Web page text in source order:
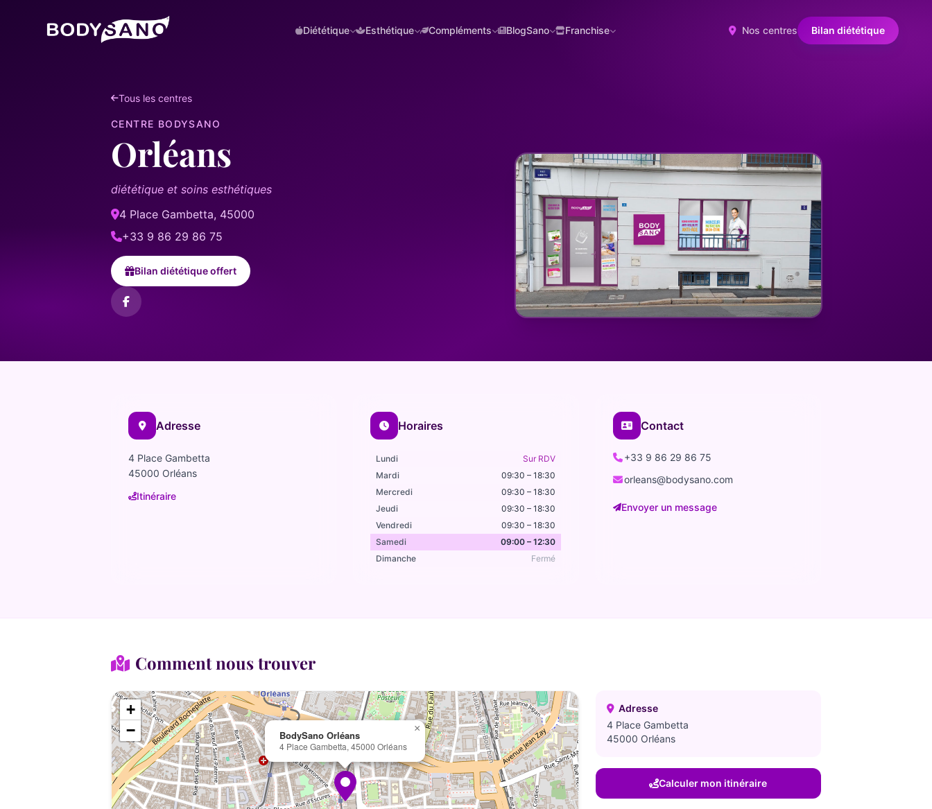
Diététique Esthétique Compléments BlogSano Franchise Nos centres Bilan diététique
La Méthode BodySano
Calories par activité
Calories par aliment
My BodySano
Soins esthétiques
La gamme complète
BLOGSANO
Devenez franchisé(e)
Tous les centres
CENTRE BODYSANO
Orléans
diététique et soins esthétiques
4 Place Gambetta, 45000
+33 9 86 29 86 75
Bilan diététique offert
Adresse
4 Place Gambetta
45000 Orléans
Itinéraire
Horaires
Lundi
Sur RDV
Mardi
09:30 – 18:30
Mercredi
09:30 – 18:30
Jeudi
09:30 – 18:30
Vendredi
09:30 – 18:30
Samedi
09:00 – 12:30
Dimanche
Fermé
Contact
+33 9 86 29 86 75
orleans@bodysano.com
Envoyer un message
Comment nous trouver
BodySano Orléans
4 Place Gambetta, 45000 Orléans
×
+
−
Adresse
4 Place Gambetta
45000 Orléans
Calculer mon itinéraire